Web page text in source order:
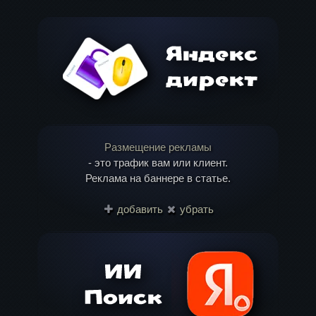
Размещение рекламы
- это трафик вам или клиент.
Реклама на баннере в статье.
добавить убрать